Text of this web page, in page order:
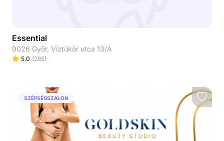
Essential
9026 Győr, Víztükör utca 13/A
5.0 (285)
SZÉPSÉGSZALON